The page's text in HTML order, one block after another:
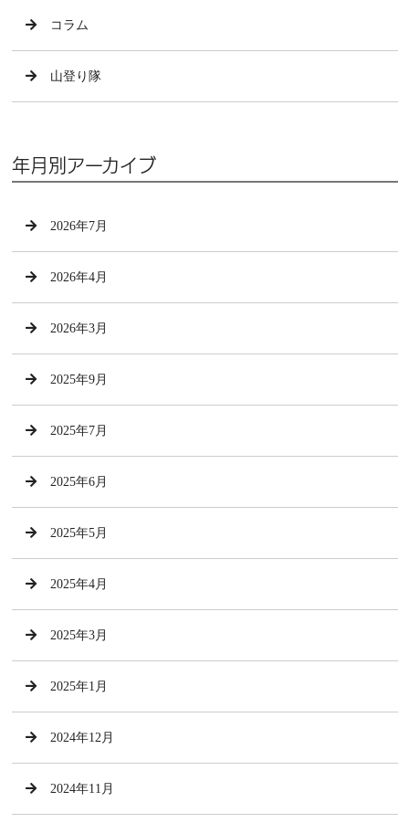
コラム
山登り隊
年月別アーカイブ
2026年7月
2026年4月
2026年3月
2025年9月
2025年7月
2025年6月
2025年5月
2025年4月
2025年3月
2025年1月
2024年12月
2024年11月